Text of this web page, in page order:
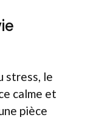
stress, le
calme et
pièce